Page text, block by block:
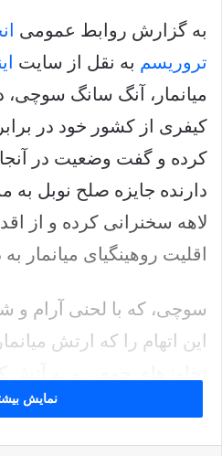
به گزارش روابط عمومی
تروریسم به نقل از سایت
میانمار، آنگ سانگ سوچی،
کیفری از کشور خود در
کرده و گفت وضعیت در
لاهه سخنرانی کرده و از
اقلیت روهینگیای میانمار
سوچی، که با لحنی آرام
این اتهام را که ارتش
سال 2017 نقشنمایش